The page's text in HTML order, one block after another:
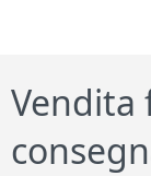
Vendita